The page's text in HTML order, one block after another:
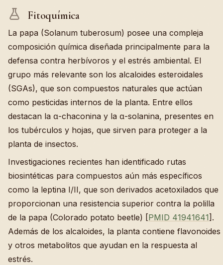
Fitoquímica
La papa (Solanum tuberosum) posee una compleja
composición química diseñada principalmente para la
defensa contra herbívoros y el estrés ambiental. El
grupo más relevante son los alcaloides esteroidales
(SGAs), que son compuestos naturales que actúan
como pesticidas internos de la planta. Entre ellos
destacan la α-chaconina y la α-solanina, presentes en
los tubérculos y hojas, que sirven para proteger a la
planta de insectos.
Investigaciones recientes han identificado rutas
biosintéticas para compuestos aún más específicos
como la leptina I/II, que son derivados acetoxilados que
proporcionan una resistencia superior contra la polilla
de la papa (Colorado potato beetle) [PMID 41941641].
Además de los alcaloides, la planta contiene flavonoides
y otros metabolitos que ayudan en la respuesta al
estrés.